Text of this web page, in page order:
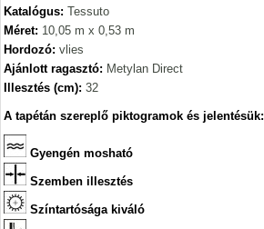
Katalógus: Tessuto
Méret: 10,05 m x 0,53 m
Hordozó: vlies
Ajánlott ragasztó: Metylan Direct
Illesztés (cm): 32
A tapétán szereplő piktogramok és jelentésük:
Gyengén mosható
Szemben illesztés
Színtartósága kiváló